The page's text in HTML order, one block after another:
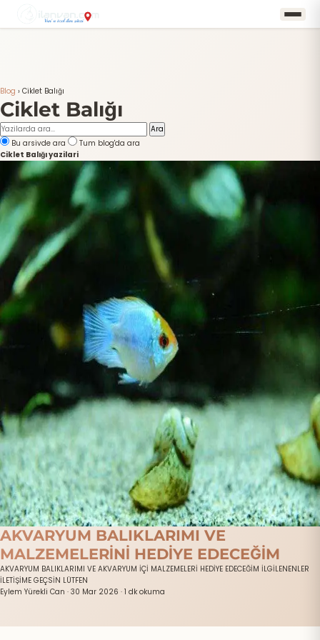
Blog › Ciklet Balığı
Ciklet Balığı
Ara
Bu arsivde ara
Tum blog'da ara
Ciklet Balığı yazilari
AKVARYUM BALIKLARIMI VE
MALZEMELERİNİ HEDİYE EDECEĞİM
AKVARYUM BALIKLARIMI VE AKVARYUM İÇİ MALZEMELERİ HEDİYE EDECEĞİM İLGİLENENLER
İLETİŞİME GEÇSİN LÜTFEN
Eylem Yürekli Can · 30 Mar 2026 · 1 dk okuma